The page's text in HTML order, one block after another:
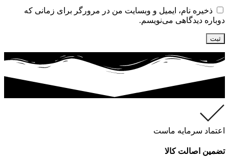
ذخیره نام، ایمیل و وبسایت من در مرورگر برای زمانی که
دوباره دیدگاهی می‌نویسم.
اعتماد سرمایه ماست
تضمین اصالت کالا